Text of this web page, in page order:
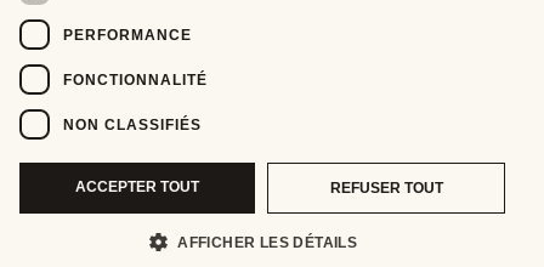
PERFORMANCE
FONCTIONNALITÉ
NON CLASSIFIÉS
ACCEPTER TOUT REFUSER TOUT
AFFICHER LES DÉTAILS